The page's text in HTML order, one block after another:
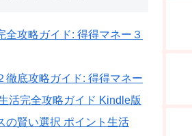
全攻略ガイド: 得得マネー３
徹底攻略ガイド: 得得マネー
活完全攻略ガイド Kindle版
の賢い選択 ポイント生活